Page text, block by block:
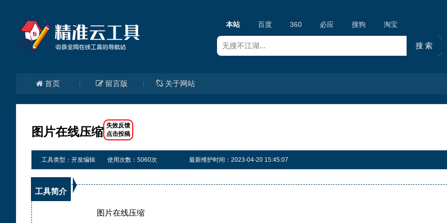
本站 百度 360 必应 搜狗 淘宝
首页 留言版 关于网站
图片在线压缩
工具类型：开发编辑 使用次数：5060次 最新维护时间：2023-04-20 15:45:07
工具简介
图片在线压缩